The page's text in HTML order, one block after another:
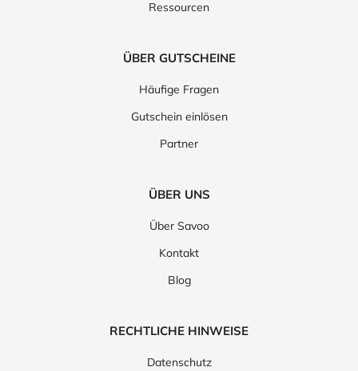
Ressourcen
ÜBER GUTSCHEINE
Häufige Fragen
Gutschein einlösen
Partner
ÜBER UNS
Über Savoo
Kontakt
Blog
RECHTLICHE HINWEISE
Datenschutz